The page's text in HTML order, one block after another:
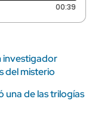
00:39
investigador
del misterio
una de las trilogías